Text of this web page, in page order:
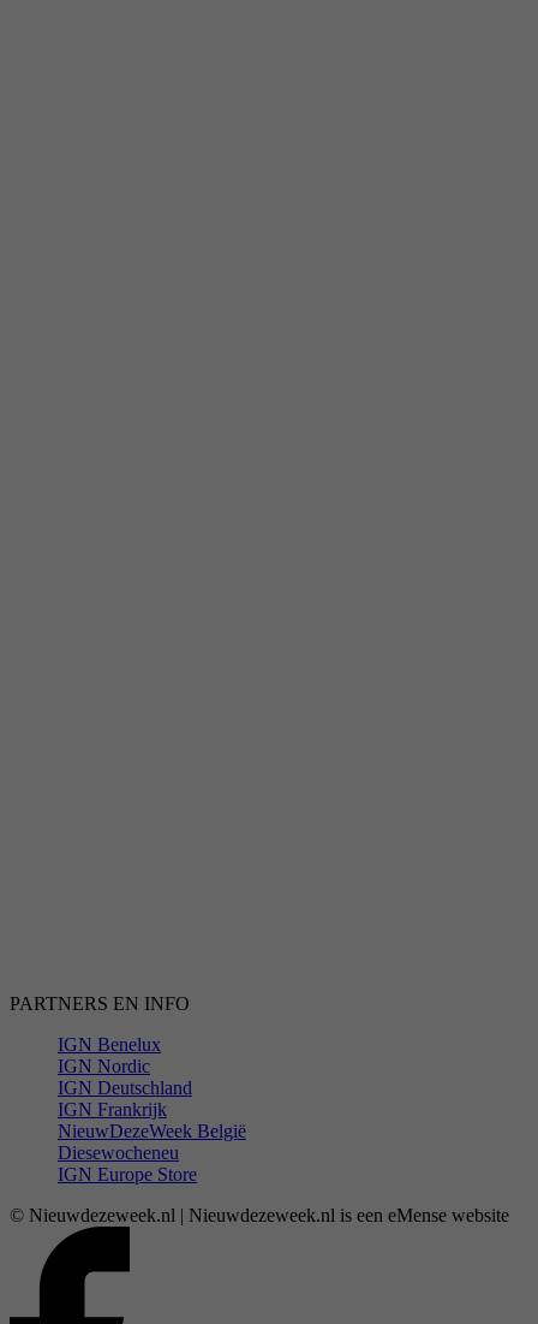
PARTNERS EN INFO
IGN Benelux
IGN Nordic
IGN Deutschland
IGN Frankrijk
NieuwDezeWeek België
Diesewocheneu
IGN Europe Store
© Nieuwdezeweek.nl | Nieuwdezeweek.nl is een eMense website